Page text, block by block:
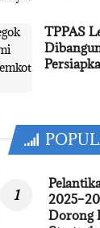
TPPAS
Dorong